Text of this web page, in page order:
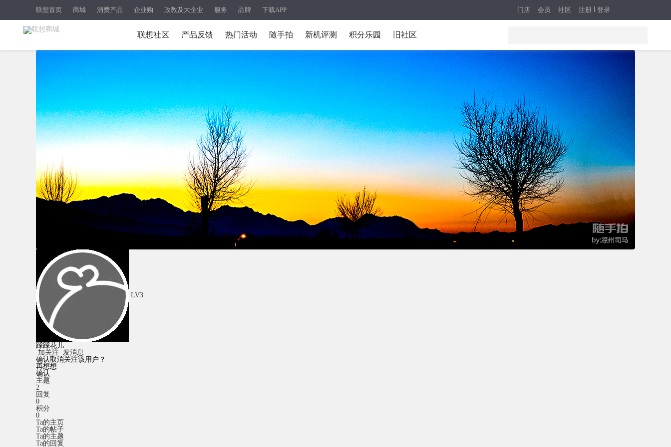
联想首页 商城 消费产品 企业购 政教及大企业 服务 品牌 下载APP 注册 登录
门店 会员 社区
联想社区 产品反馈 热门活动 随手拍 新机评测 积分乐园 旧社区
LV3
踩踩花儿
加关注 发消息
确认取消关注该用户？
再想想
确认
主题
2
回复
0
积分
0
Ta的主页
Ta的帖子
Ta的主题
Ta的回复